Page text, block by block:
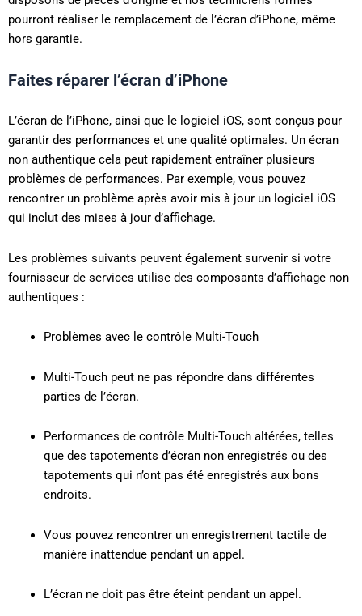
pourront réaliser le remplacement de l’écran d’iPhone, même
hors garantie.
Faites réparer l’écran d’iPhone
L’écran de l’iPhone, ainsi que le logiciel iOS, sont conçus pour
garantir des performances et une qualité optimales. Un écran
non authentique cela peut rapidement entraîner plusieurs
problèmes de performances. Par exemple, vous pouvez
rencontrer un problème après avoir mis à jour un logiciel iOS
qui inclut des mises à jour d’affichage.
Les problèmes suivants peuvent également survenir si votre
fournisseur de services utilise des composants d’affichage non
authentiques :
Problèmes avec le contrôle Multi-Touch
Multi-Touch peut ne pas répondre dans différentes
parties de l’écran.
Performances de contrôle Multi-Touch altérées, telles
que des tapotements d’écran non enregistrés ou des
tapotements qui n’ont pas été enregistrés aux bons
endroits.
Vous pouvez rencontrer un enregistrement tactile de
manière inattendue pendant un appel.
L’écran ne doit pas être éteint pendant un appel.